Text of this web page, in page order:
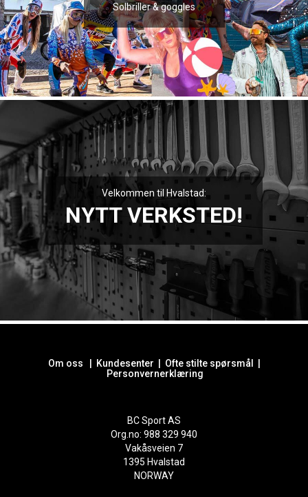
Solbriller & goggles
Velkommen til Hvalstad:
NYTT VERKSTED!
Om oss Kundesenter Ofte stilte spørsmål
Personvernerklæring
BC Sport AS
Org.no: 988 329 940
Vakåsveien 7
1395 Hvalstad
NORWAY